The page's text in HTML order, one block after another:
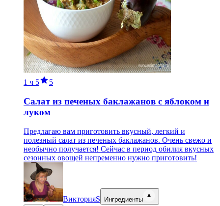
1 ч 5 5
Салат из печеных баклажанов с яблоком и
луком
Предлагаю вам приготовить вкусный, легкий и
полезный салат из печеных баклажанов. Очень свежо и
необычно получается! Сейчас в период обилия вкусных
сезонных овощей непременно нужно приготовить!
ВикторияS Ингредиенты